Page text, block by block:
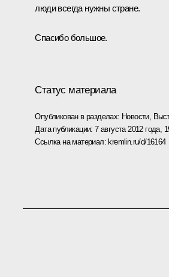
люди всегда нужны стране.
Спасибо большое.
Статус материала
Опубликован в разделах: Новости,
Дата публикации:7 августа 2012 года,
Ссылка на материал: kremlin.ru/d/16164